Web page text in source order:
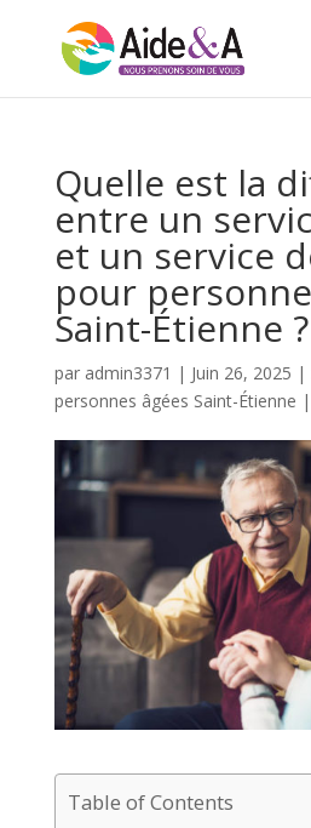
Quelle est la
entre un
et un service
pour
Saint-Étienne ?
par admin3371 | Juin 26, 2025 |
personnes âgées Saint-Étienne |
Table of Contents